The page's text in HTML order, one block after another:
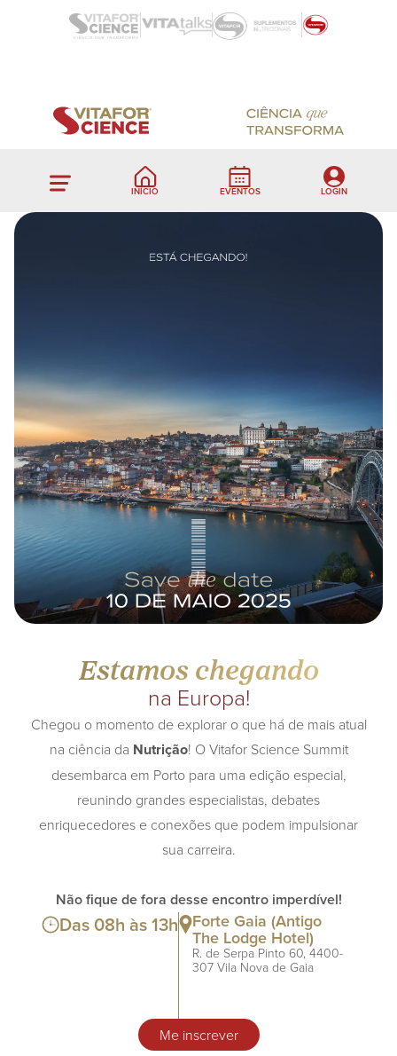
INÍCIO EVENTOS LOGIN
Estamos chegando
na Europa!
Chegou o momento de explorar o que há de mais atual
na ciência da Nutrição! O Vitafor Science Summit
desembarca em Porto para uma edição especial,
reunindo grandes especialistas, debates
enriquecedores e conexões que podem impulsionar
sua carreira.
Não fique de fora desse encontro imperdível!
Das 08h às 13h Forte Gaia (Antigo
The Lodge Hotel)
R. de Serpa Pinto 60, 4400-
307 Vila Nova de Gaia
Me inscrever